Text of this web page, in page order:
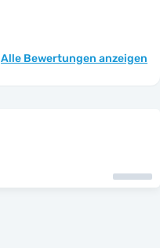
Alle Bewertungen anzeigen